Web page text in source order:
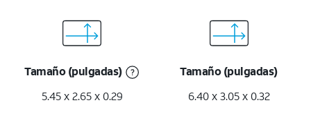
Tamaño (pulgadas)
5.45 x 2.65 x 0.29
Tamaño (pulgadas)
6.40 x 3.05 x 0.32